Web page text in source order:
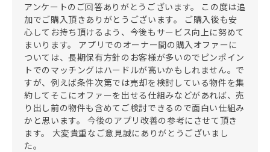
アンケートのご回答ありがとうございます。 この度は追
加でご購入頂きありがとうございます。 ご購入後も安
心してお持ち頂けるよう、今後もサービス向上に努めて
まいります。 アプリでのオーナー間の購入オファーに
ついては、長期保有方針のお客様が多いのでピンポイン
トでのマッチングはハードルが高いかもしれません。で
すが、例えば条件次第では売却を検討している物件を集
約してそこにオファーを出せる仕組みなどがあれば、売
り出し前の物件も含めてご検討できるので面白い仕組み
かと思います。 今後のアプリ改善の参考にさせて頂き
ます。 大変貴重なご意見誠にありがとうございまし
た。